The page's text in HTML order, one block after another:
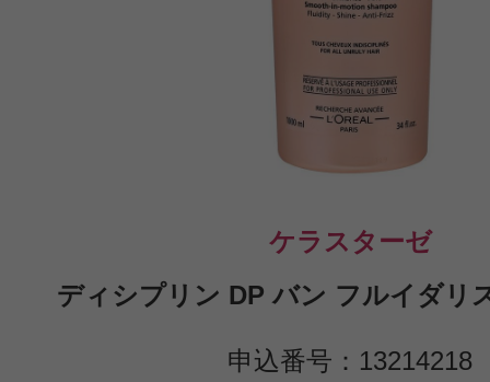
ケラスターゼ
ディシプリン DP バン フルイダリ
申込番号：13214218